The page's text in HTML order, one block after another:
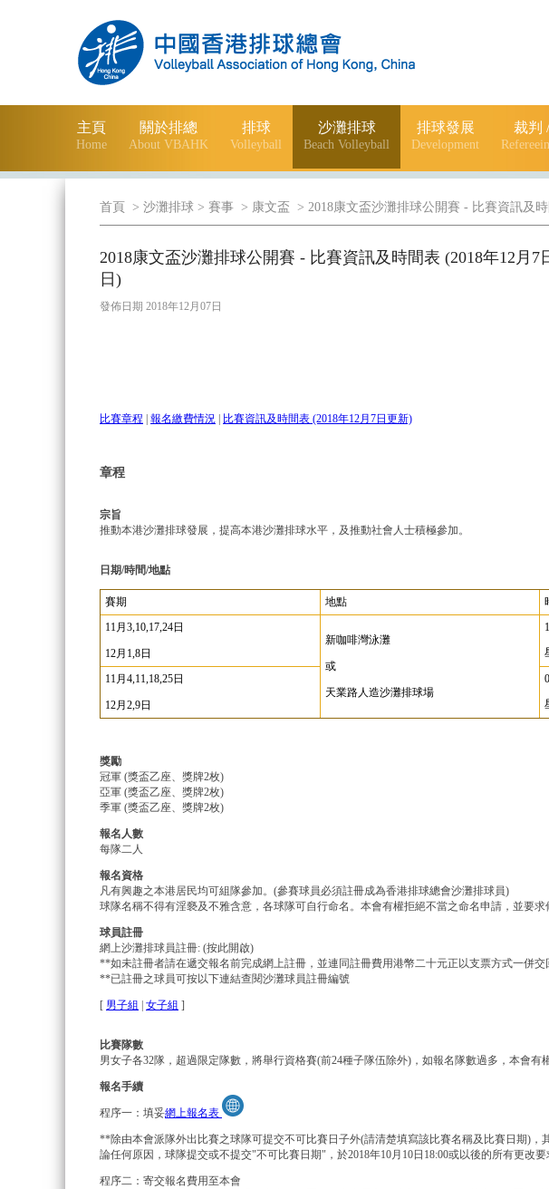
主頁
Home
關於排總
About VBAHK
排球
Volleyball
沙灘排球
Beach Volleyball
排球發展
Development
裁判
首頁 > 沙灘排球 > 賽事 > 康文盃 > 2018康文盃沙灘排球公開賽 - 比賽資訊及
2018康文盃沙灘排球公開賽 - 比賽資訊及時間表 (2018年12月7
日)
發佈日期 2018年12月07日
比賽章程 報名繳費情況 比賽資訊及時間表 (2018年12月7日更新)
章程
宗旨
推動本港沙灘排球發展，提高本港沙灘排球水平，及推動社會人士積極參加。
日期/時間/地點
賽期 地點
11月3,10,17,24日
12月1,8日
新咖啡灣泳灘
或
天業路人造沙灘排球場
11月4,11,18,25日
12月2,9日
獎勵
冠軍 (獎盃乙座、獎牌2枚)
亞軍 (獎盃乙座、獎牌2枚)
季軍 (獎盃乙座、獎牌2枚)
報名人數
每隊二人
報名資格
凡有興趣之本港居民均可組隊參加。(參賽球員必須註冊成為香港排球總會沙灘排球員)
球隊名稱不得有淫褻及不雅含意，各球隊可自行命名。本會有權拒絕不當之命名申請，並要求
球員註冊
網上沙灘排球員註冊: (按此開啟)
**如未註冊者請在遞交報名前完成網上註冊，並連同註冊費用港幣二十元正以支票方式一併交
**已註冊之球員可按以下連結查閱沙灘球員註冊編號
[ 男子組 女子組 ]
比賽隊數
男女子各32隊，超過限定隊數，將舉行資格賽(前24種子隊伍除外)，如報名隊數過多，本會有
報名手續
程序一：填妥網上報名表
**除由本會派隊外出比賽之球隊可提交不可比賽日子外(請清楚填寫該比賽名稱及比賽日期)，
論任何原因，球隊提交或不提交"不可比賽日期"，於2018年10月10日18:00或以後的所有更改要
程序二：寄交報名費用至本會